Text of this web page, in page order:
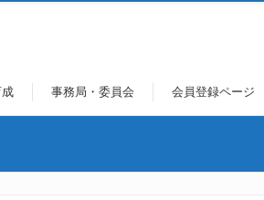
事務局・委員会 会員登録ページ